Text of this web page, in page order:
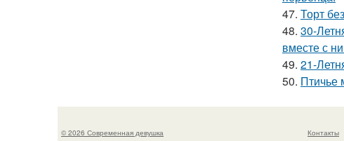
47. Торт
48. 30-
вместе с
49. 21-
50. Птичье
© 2026 Современная девушка Контакты